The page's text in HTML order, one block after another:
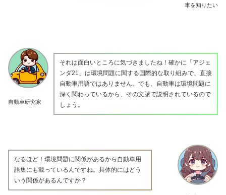
車を知りたい
自動車研究家
それは面白いところに気づきましたね！確かに「アジェ
ンダ21」は環境問題に関する国際的な取り組みで、直接
自動車用語ではありません。でも、自動車は環境問題に
深く関わっているから、その文脈で説明されているので
しょう。
なるほど！環境問題に関係があるから自動車用
語集にも載っているんですね。具体的にはどう
いう関係があるんですか？